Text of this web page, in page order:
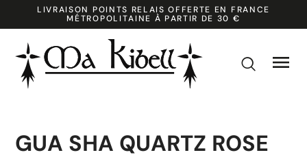
LIVRAISON POINTS RELAIS OFFERTE EN FRANCE
MÉTROPOLITAINE À PARTIR DE 30 €

k
GUA SHA QUARTZ ROSE